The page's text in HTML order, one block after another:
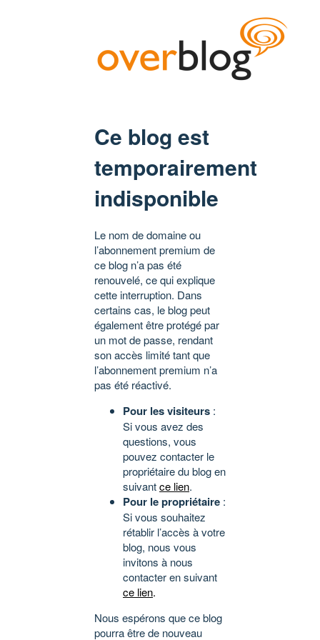
Ce blog est
temporairement
indisponible
Le nom de domaine ou
l’abonnement premium de
ce blog n’a pas été
renouvelé, ce qui explique
cette interruption. Dans
certains cas, le blog peut
également être protégé par
un mot de passe, rendant
son accès limité tant que
l’abonnement premium n’a
pas été réactivé.
Pour les visiteurs :
Si vous avez des
questions, vous
pouvez contacter le
propriétaire du blog en
suivantce lien.
Pour le propriétaire :
Si vous souhaitez
rétablir l’accès à votre
blog, nous vous
invitons à nous
contacter en suivant
ce lien.
Nous espérons que ce blog
pourra être de nouveau